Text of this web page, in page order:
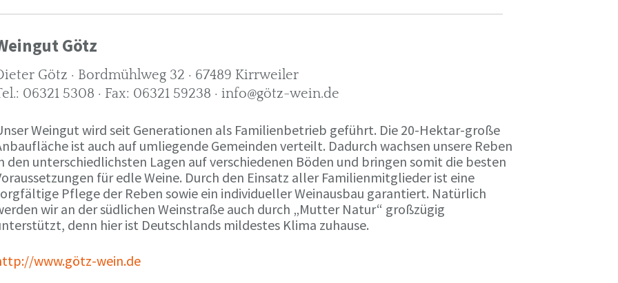
Götz
Götz · Bordmühlweg 32 · 67489 Kirrweiler
06321 5308 · Fax: 06321 59238 · info@götz-wein.de
Weingut wird seit Generationen als Familienbetrieb geführt. Die 20-Hektar-große
ist auch auf umliegende Gemeinden verteilt. Dadurch wachsen unsere Reben
den unterschiedlichsten Lagen auf verschiedenen Böden und bringen somit die besten
für edle Weine. Durch den Einsatz aller Familienmitglieder ist eine
Pflege der Reben sowie ein individueller Weinausbau garantiert. Natürlich
wir an der südlichen Weinstraße auch durch „Mutter Natur“ großzügig
denn hier ist Deutschlands mildestes Klima zuhause.
www.götz-wein.de